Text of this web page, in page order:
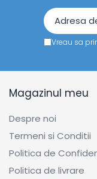
Vreau sa
Magazinul meu
Despre noi
Termeni si Conditii
Politica de
Politica de livrare